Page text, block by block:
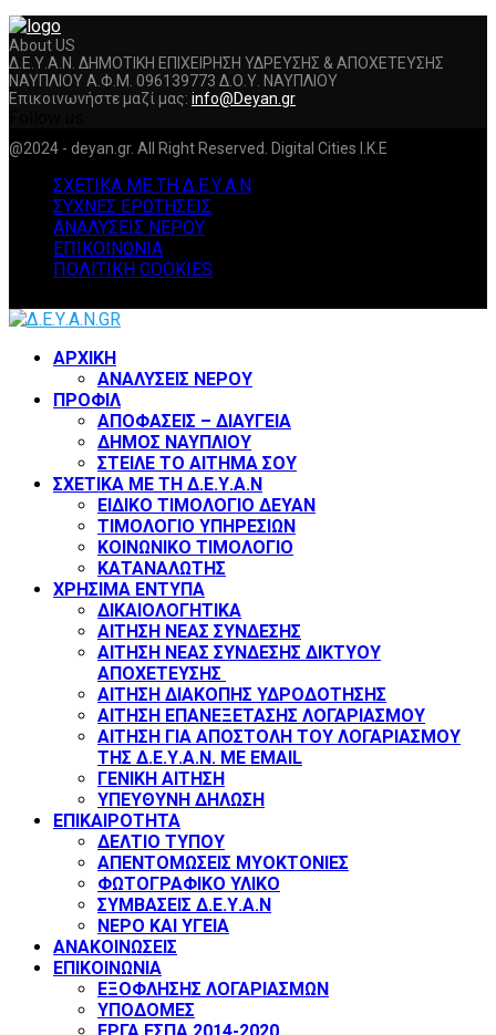
About US
Δ.Ε.Υ.Α.Ν. ΔΗΜΟΤΙΚΗ ΕΠΙΧΕΙΡΗΣΗ ΥΔΡΕΥΣΗΣ & ΑΠΟΧΕΤΕΥΣΗΣ
ΝΑΥΠΛΙΟΥ Α.Φ.Μ. 096139773 Δ.Ο.Υ. ΝΑΥΠΛΙΟΥ
Επικοινωνήστε μαζί μας: info@Deyan.gr
Facebook
Twitter
Instagram
Youtube
@2024 - deyan.gr. All Right Reserved. Digital Cities I.K.E
ΣΧΕΤΙΚΑ ΜΕ ΤΗ Δ.Ε.Υ.Α.Ν
ΣΥΧΝΕΣ ΕΡΩΤΗΣΕΙΣ
ΑΝΑΛΥΣΕΙΣ ΝΕΡΟΥ
ΕΠΙΚΟΙΝΩΝΙΑ
ΠΟΛΙΤΙΚΗ COOKIES
ΑΡΧΙΚΗ
ΑΝΑΛΥΣΕΙΣ ΝΕΡΟΥ
ΠΡΟΦΙΛ
ΑΠΟΦΑΣΕΙΣ – ΔΙΑΥΓΕΙΑ
ΔΗΜΟΣ ΝΑΥΠΛΙΟΥ
ΣΤΕΙΛΕ ΤΟ ΑΙΤΗΜΑ ΣΟΥ
ΣΧΕΤΙΚΑ ΜΕ ΤΗ Δ.Ε.Υ.Α.Ν
ΕΙΔΙΚΟ ΤΙΜΟΛΟΓΙΟ ΔΕΥΑΝ
ΤΙΜΟΛΟΓΙΟ ΥΠΗΡΕΣΙΩΝ
ΚΟΙΝΩΝΙΚΟ ΤΙΜΟΛΟΓΙΟ
ΚΑΤΑΝΑΛΩΤΗΣ
ΧΡΗΣΙΜΑ ΕΝΤΥΠΑ
ΔΙΚΑΙΟΛΟΓΗΤΙΚΑ
ΑΙΤΗΣΗ ΝΕΑΣ ΣΥΝΔΕΣΗΣ
ΑΙΤΗΣΗ ΝΕΑΣ ΣΥΝΔΕΣΗΣ ΔΙΚΤΥΟΥ
ΑΠΟΧΕΤΕΥΣΗΣ
ΑΙΤΗΣΗ ΔΙΑΚΟΠΗΣ ΥΔΡΟΔΟΤΗΣΗΣ
ΑΙΤΗΣΗ ΕΠΑΝΕΞΕΤΑΣΗΣ ΛΟΓΑΡΙΑΣΜΟΥ
ΑΙΤΗΣΗ ΓΙΑ ΑΠΟΣΤΟΛΗ ΤΟΥ ΛΟΓΑΡΙΑΣΜΟΥ
ΤΗΣ Δ.Ε.Υ.Α.Ν. ΜΕ EMAIL
ΓΕΝΙΚΗ ΑΙΤΗΣΗ
ΥΠΕΥΘΥΝΗ ΔΗΛΩΣΗ
ΕΠΙΚΑΙΡΟΤΗΤΑ
ΔΕΛΤΙΟ ΤΥΠΟΥ
ΑΠΕΝΤΟΜΩΣΕΙΣ ΜΥΟΚΤΟΝΙΕΣ
ΦΩΤΟΓΡΑΦΙΚΟ ΥΛΙΚΟ
ΣΥΜΒΑΣΕΙΣ Δ.Ε.Υ.Α.Ν
ΝΕΡΟ ΚΑΙ ΥΓΕΙΑ
ΑΝΑΚΟΙΝΩΣΕΙΣ
ΕΠΙΚΟΙΝΩΝΙΑ
ΕΞΟΦΛΗΣΗΣ ΛΟΓΑΡΙΑΣΜΩΝ
ΥΠΟΔΟΜΕΣ